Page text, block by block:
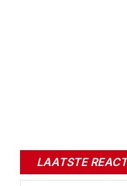
LAATSTE